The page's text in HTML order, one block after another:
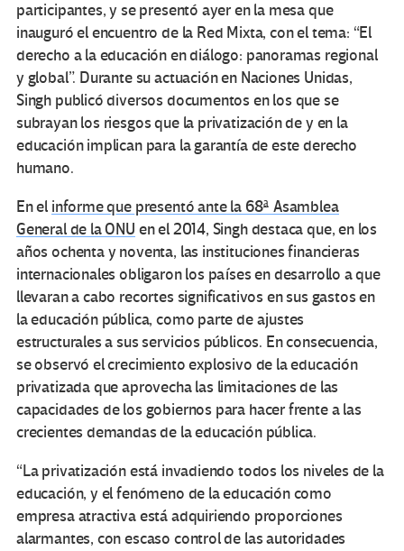
participantes, y se presentó ayer en la mesa que
inauguró el encuentro de la Red Mixta, con el tema: “El
derecho a la educación en diálogo: panoramas regional
y global”. Durante su actuación en Naciones Unidas,
Singh publicó diversos documentos en los que se
subrayan los riesgos que la privatización de y en la
educación implican para la garantía de este derecho
humano.
En el informe que presentó ante la 68ª Asamblea
General de la ONU en el 2014, Singh destaca que, en los
años ochenta y noventa, las instituciones financieras
internacionales obligaron los países en desarrollo a que
llevaran a cabo recortes significativos en sus gastos en
la educación pública, como parte de ajustes
estructurales a sus servicios públicos. En consecuencia,
se observó el crecimiento explosivo de la educación
privatizada que aprovecha las limitaciones de las
capacidades de los gobiernos para hacer frente a las
crecientes demandas de la educación pública.
“La privatización está invadiendo todos los niveles de la
educación, y el fenómeno de la educación como
empresa atractiva está adquiriendo proporciones
alarmantes, con escaso control de las autoridades